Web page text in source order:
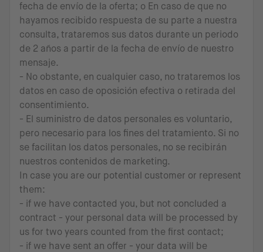
fecha de envío de la oferta; o En caso de que no
hayamos recibido respuesta de su parte a nuestra
consulta, trataremos sus datos durante un periodo
de 2 años a partir de la fecha de envío de nuestro
mensaje.
- No obstante, en cualquier caso, no trataremos los
datos en caso de oposición efectiva o retirada del
consentimiento.
- El suministro de datos personales es voluntario,
pero necesario para los fines del tratamiento. Si no
se facilitan los datos personales, no se recibirán
nuestros contenidos de marketing.
In case you are our potential customer or represent
them:
- if we have contacted you, but not concluded a
contract - your personal data will be processed by
us for two years counted from the first contact;
- if we have sent an offer - your data will be